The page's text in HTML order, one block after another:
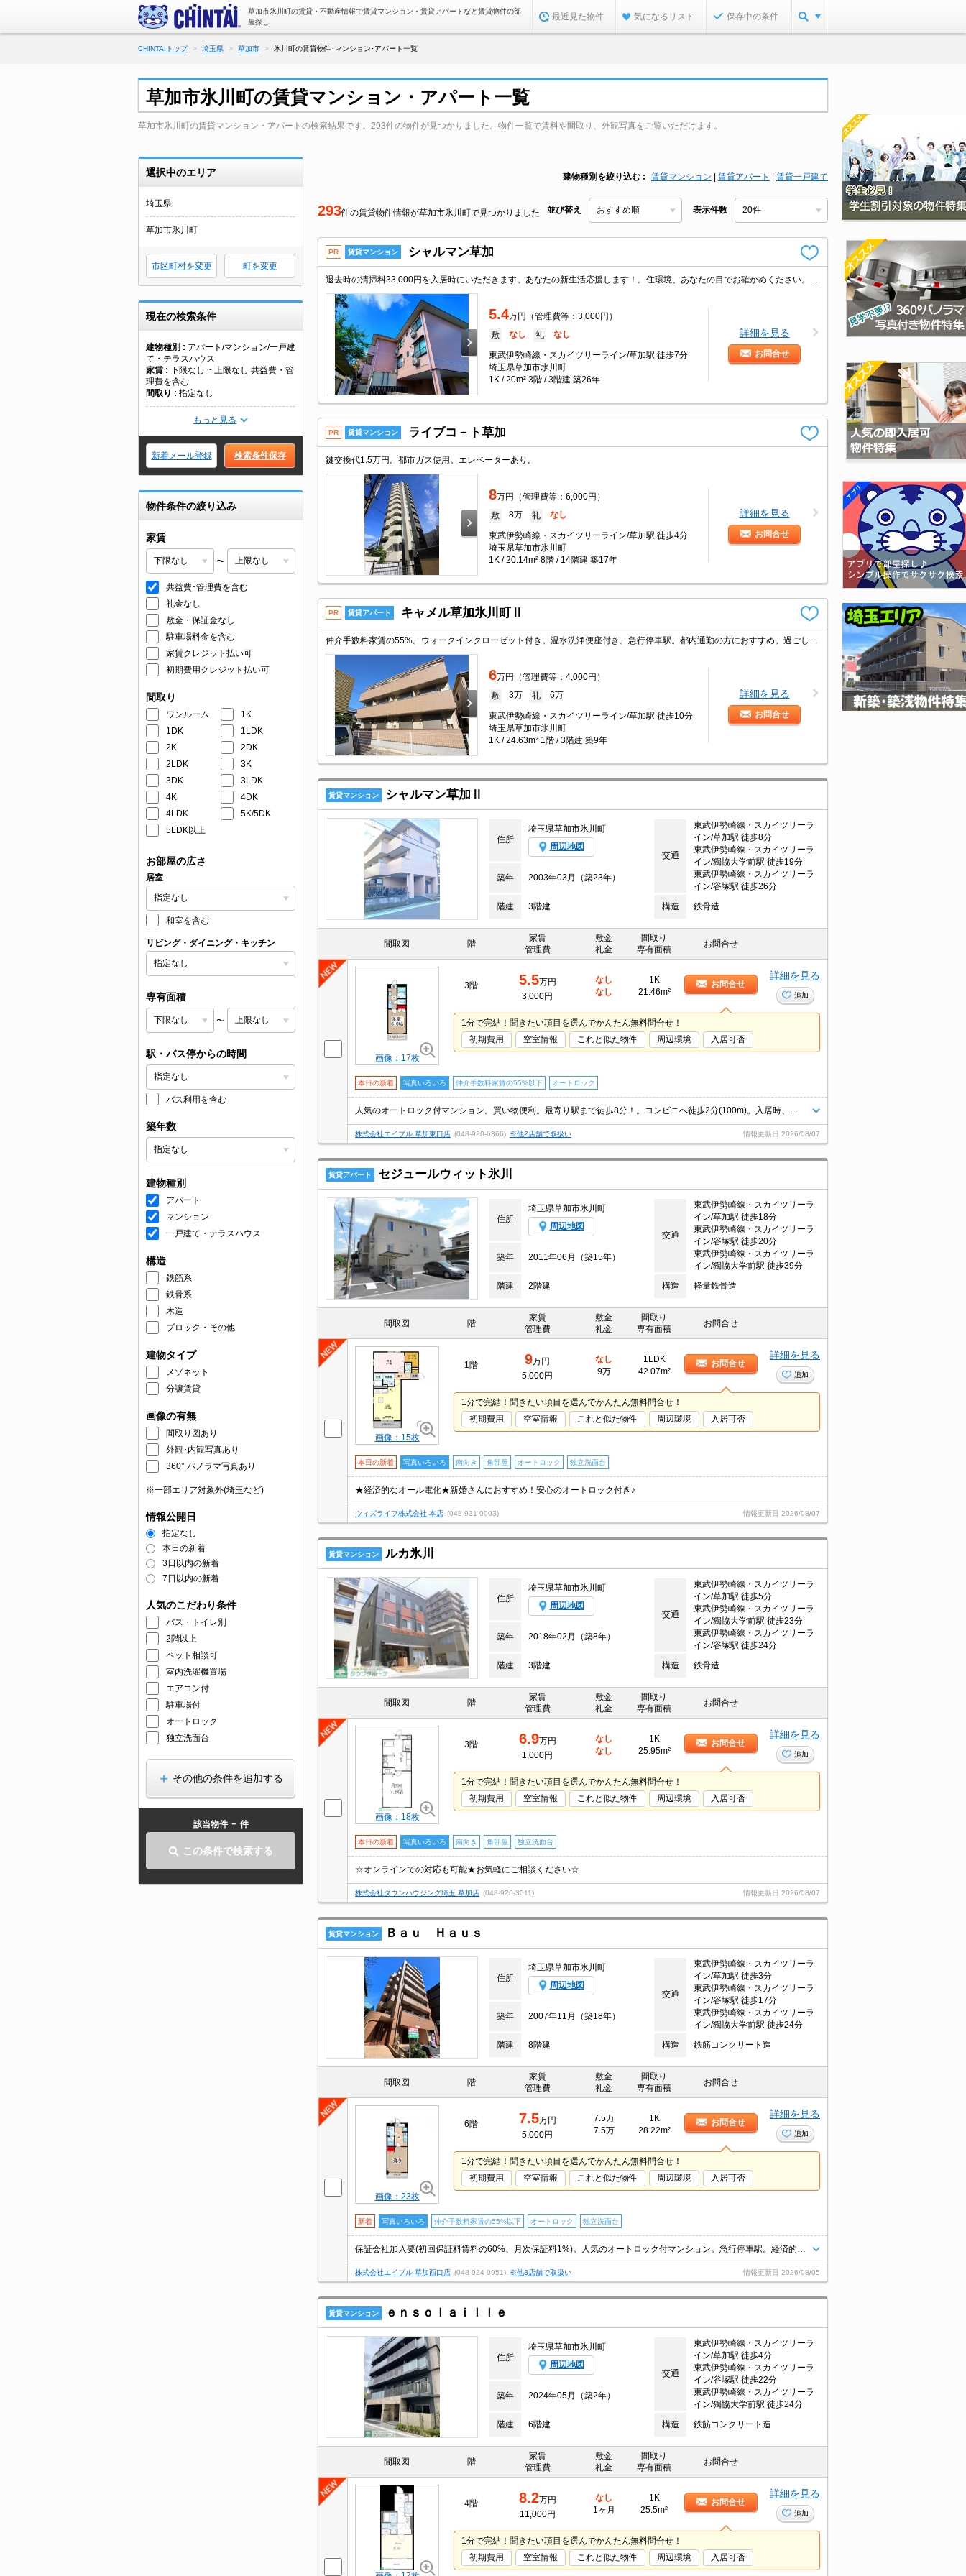
草加市氷川町の賃貸・不動産情報で賃貸マンション・賃貸アパートなど賃貸物件の部
屋探し
最近見た物件 気になるリスト 保存中の条件
CHINTAIトップ 埼玉県 草加市 氷川町の賃貸物件･マンション･アパート一覧
草加市氷川町の賃貸マンション・アパート一覧
草加市氷川町の賃貸マンション・アパートの検索結果です。293件の物件が見つかりました。物件一覧で賃料や間取り、外観写真をご覧いただけます。
選択中のエリア
埼玉県
草加市氷川町
市区町村を変更 町を変更
現在の検索条件
建物種別
アパート/マンション/一戸建
て・テラスハウス
家賃
下限なし ~ 上限なし 共益費・管
理費を含む
間取り
指定なし
もっと見る
新着メール登録 検索条件保存
物件条件の絞り込み
家賃
〜
共益費･管理費を含む
礼金なし
敷金・保証金なし
駐車場料金を含む
家賃クレジット払い可
初期費用クレジット払い可
間取り
ワンルーム
1K
1DK
1LDK
2K
2DK
2LDK
3K
3DK
3LDK
4K
4DK
4LDK
5K/5DK
5LDK以上
お部屋の広さ
居室
和室を含む
リビング・ダイニング・キッチン
専有面積
〜
駅・バス停からの時間
バス利用を含む
築年数
建物種別
アパート
マンション
一戸建て・テラスハウス
構造
鉄筋系
鉄骨系
木造
ブロック・その他
建物タイプ
メゾネット
分譲賃貸
画像の有無
間取り図あり
外観･内観写真あり
360° パノラマ写真あり
※一部エリア対象外(埼玉など)
情報公開日
指定なし
本日の新着
3日以内の新着
7日以内の新着
人気のこだわり条件
バス・トイレ別
2階以上
ペット相談可
室内洗濯機置場
エアコン付
駐車場付
オートロック
独立洗面台
その他の条件を追加する
該当物件 - 件
この条件で検索する
建物種別を絞り込む 賃貸マンション 賃貸アパート 賃貸一戸建て
293件の賃貸物件情報が草加市氷川町で見つかりました 並び替え 表示件数
PR 賃貸マンション シャルマン草加
5.4万円（管理費等：3,000円）
敷 なし 礼 なし
東武伊勢崎線・スカイツリーライン/草加駅 徒歩7分
埼玉県草加市氷川町
1K / 20m² 3階 / 3階建 築26年
詳細を見る
お問合せ
PR 賃貸マンション ライブコ－ト草加
鍵交換代1.5万円。都市ガス使用。エレベーターあり。
8万円（管理費等：6,000円）
敷 8万 礼 なし
東武伊勢崎線・スカイツリーライン/草加駅 徒歩4分
埼玉県草加市氷川町
1K / 20.14m² 8階 / 14階建 築17年
詳細を見る
お問合せ
PR 賃貸アパート キャメル草加氷川町Ⅱ
6万円（管理費等：4,000円）
敷 3万 礼 6万
東武伊勢崎線・スカイツリーライン/草加駅 徒歩10分
埼玉県草加市氷川町
1K / 24.63m² 1階 / 3階建 築9年
詳細を見る
お問合せ
賃貸マンション シャルマン草加Ⅱ
住所
埼玉県草加市氷川町
周辺地図
交通
東武伊勢崎線・スカイツリーラ
イン/草加駅 徒歩8分
東武伊勢崎線・スカイツリーラ
イン/獨協大学前駅 徒歩19分
東武伊勢崎線・スカイツリーラ
イン/谷塚駅 徒歩26分
築年 2003年03月（築23年）
階建 3階建 構造 鉄骨造
間取図 階
家賃
管理費
敷金
礼金
間取り
専有面積
お問合せ
画像：17枚
3階 5.5万円
3,000円
なし
なし
1K
21.46m²
お問合せ
詳細を見る
追加
1分で完結！聞きたい項目を選んでかんたん無料問合せ！
初期費用
空室情報 これと似た物件 周辺環境 入居可否
本日の新着 写真いろいろ 仲介手数料家賃の55%以下 オートロック
株式会社エイブル 草加東口店 (048-920-6366) ※他2店舗で取扱い 情報更新日 2026/08/07
賃貸アパート セジュールウィット氷川
住所
埼玉県草加市氷川町
周辺地図
交通
東武伊勢崎線・スカイツリーラ
イン/草加駅 徒歩18分
東武伊勢崎線・スカイツリーラ
イン/谷塚駅 徒歩20分
東武伊勢崎線・スカイツリーラ
イン/獨協大学前駅 徒歩39分
築年 2011年06月（築15年）
階建 2階建 構造 軽量鉄骨造
間取図 階
家賃
管理費
敷金
礼金
間取り
専有面積
お問合せ
画像：15枚
1階 9万円
5,000円
なし
9万
1LDK
42.07m²
お問合せ
詳細を見る
追加
1分で完結！聞きたい項目を選んでかんたん無料問合せ！
初期費用
空室情報 これと似た物件 周辺環境 入居可否
本日の新着 写真いろいろ 南向き 角部屋 オートロック 独立洗面台
★経済的なオール電化★新婚さんにおすすめ！安心のオートロック付き♪
ウィズライフ株式会社 本店 (048-931-0003) 情報更新日 2026/08/07
賃貸マンション ルカ氷川
住所
埼玉県草加市氷川町
周辺地図
交通
東武伊勢崎線・スカイツリーラ
イン/草加駅 徒歩5分
東武伊勢崎線・スカイツリーラ
イン/獨協大学前駅 徒歩23分
東武伊勢崎線・スカイツリーラ
イン/谷塚駅 徒歩24分
築年 2018年02月（築8年）
階建 3階建 構造 鉄骨造
間取図 階
家賃
管理費
敷金
礼金
間取り
専有面積
お問合せ
画像：18枚
3階 6.9万円
1,000円
なし
なし
1K
25.95m²
お問合せ
詳細を見る
追加
1分で完結！聞きたい項目を選んでかんたん無料問合せ！
初期費用
空室情報 これと似た物件 周辺環境 入居可否
本日の新着 写真いろいろ 南向き 角部屋 独立洗面台
☆オンラインでの対応も可能★お気軽にご相談ください☆
株式会社タウンハウジング埼玉 草加店 (048-920-3011) 情報更新日 2026/08/07
賃貸マンション Ｂａｕ Ｈａｕｓ
住所
埼玉県草加市氷川町
周辺地図
交通
東武伊勢崎線・スカイツリーラ
イン/草加駅 徒歩3分
東武伊勢崎線・スカイツリーラ
イン/谷塚駅 徒歩17分
東武伊勢崎線・スカイツリーラ
イン/獨協大学前駅 徒歩24分
築年 2007年11月（築18年）
階建 8階建 構造 鉄筋コンクリート造
間取図 階
家賃
管理費
敷金
礼金
間取り
専有面積
お問合せ
画像：23枚
6階 7.5万円
5,000円
7.5万
7.5万
1K
28.22m²
お問合せ
詳細を見る
追加
1分で完結！聞きたい項目を選んでかんたん無料問合せ！
初期費用
空室情報 これと似た物件 周辺環境 入居可否
新着 写真いろいろ 仲介手数料家賃の55%以下 オートロック 独立洗面台
株式会社エイブル 草加西口店 (048-924-0951) ※他3店舗で取扱い 情報更新日 2026/08/05
賃貸マンション ｅｎｓｏｌａｉｌｌｅ
住所
埼玉県草加市氷川町
周辺地図
交通
東武伊勢崎線・スカイツリーラ
イン/草加駅 徒歩4分
東武伊勢崎線・スカイツリーラ
イン/谷塚駅 徒歩22分
東武伊勢崎線・スカイツリーラ
イン/獨協大学前駅 徒歩24分
築年 2024年05月（築2年）
階建 6階建 構造 鉄筋コンクリート造
間取図 階
家賃
管理費
敷金
礼金
間取り
専有面積
お問合せ
4階 8.2万円
11,000円
なし
1ヶ月
1K
25.5m²
お問合せ
詳細を見る
追加
1分で完結！聞きたい項目を選んでかんたん無料問合せ！
初期費用
空室情報 これと似た物件 周辺環境 入居可否